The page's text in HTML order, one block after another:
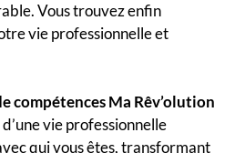
Vous trouvez enfin
vie professionnelle et
compétences Ma Rêv’olution
vie professionnelle
qui vous êtes, transformant